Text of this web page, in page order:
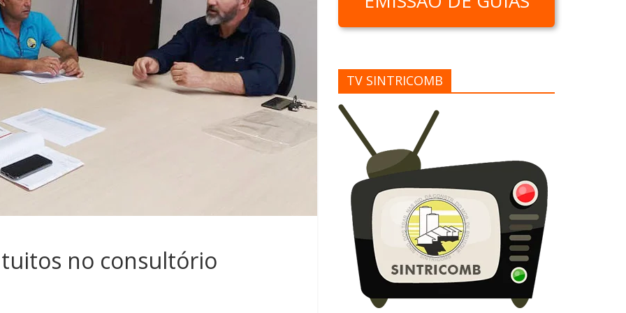
no consultório
TV SINTRICOMB